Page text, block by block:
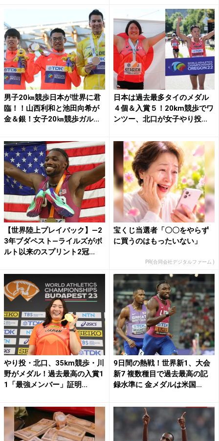
男子20㎞競歩日本が世界に君
臨！！山西利和と池田向希が
金＆銀！女子20㎞競歩ガル...
日本は過去最多タイのメダル
４個＆入賞５！20km競歩でワ
ンツー、北口が女子やり投...
【世界陸上プレイバック】―2
3年ブダペスト―ライルズがボ
ルト以来のスプリント2冠...
宝くじ当選者「〇〇をやらず
に買うのはもったいない」
PR(合同会社デジタルファーム )
やり投・北口、35km競歩・川
野がメダル！過去最高の入賞1
1「最強メンバー」証明...
9日間の熱戦！世界新1、大会
新7 複数種目で過去最高の記
録水準に 金メダルは米国...